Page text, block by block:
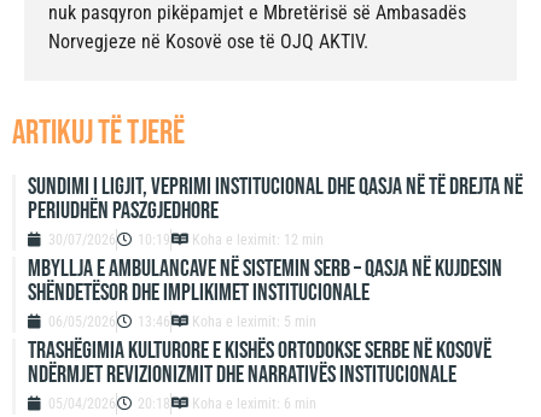
nuk pasqyron pikëpamjet e Mbretërisë së Ambasadës
Norvegjeze në Kosovë ose të OJQ AKTIV.
artikuj të tjerë
Sundimi i ligjit, veprimi institucional dhe qasja në të drejta në
periudhën paszgjedhore
30/07/2026 10:19 Koha e leximit: 12 min
Mbyllja e ambulancave në sistemin serb – qasja në kujdesin
shëndetësor dhe implikimet institucionale
06/05/2026 13:46 Koha e leximit: 5 min
Trashëgimia kulturore e Kishës Ortodokse Serbe në Kosovë
ndërmjet revizionizmit dhe narrativës institucionale
05/04/2026 20:18 Koha e leximit: 6 min